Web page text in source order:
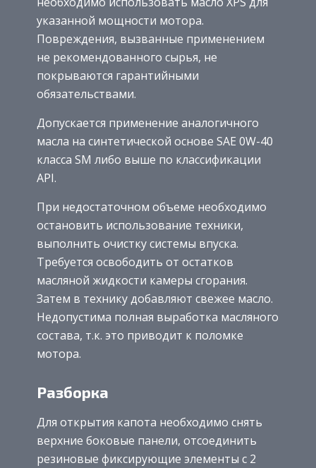
указанной мощности мотора.
Повреждения, вызванные применением
не рекомендованного сырья, не
покрываются гарантийными
обязательствами.
Допускается применение аналогичного
масла на синтетической основе SAE 0W-40
класса SM либо выше по классификации
API.
При недостаточном объеме необходимо
остановить использование техники,
выполнить очистку системы впуска.
Требуется освободить от остатков
масляной жидкости камеры сгорания.
Затем в технику добавляют свежее масло.
Недопустима полная выработка масляного
состава, т.к. это приводит к поломке
мотора.
Разборка
Для открытия капота необходимо снять
верхние боковые панели, отсоединить
резиновые фиксирующие элементы с 2